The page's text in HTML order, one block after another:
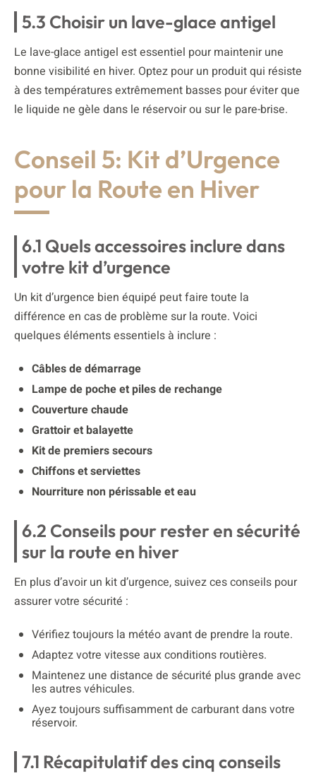
5.3 Choisir un lave-glace antigel
Le lave-glace antigel est essentiel pour maintenir une
bonne visibilité en hiver. Optez pour un produit qui résiste
à des températures extrêmement basses pour éviter que
le liquide ne gèle dans le réservoir ou sur le pare-brise.
Conseil 5: Kit d’Urgence
pour la Route en Hiver
6.1 Quels accessoires inclure dans
votre kit d’urgence
Un kit d’urgence bien équipé peut faire toute la
différence en cas de problème sur la route. Voici
quelques éléments essentiels à inclure :
Câbles de démarrage
Lampe de poche et piles de rechange
Couverture chaude
Grattoir et balayette
Kit de premiers secours
Chiffons et serviettes
Nourriture non périssable et eau
6.2 Conseils pour rester en sécurité
sur la route en hiver
En plus d’avoir un kit d’urgence, suivez ces conseils pour
assurer votre sécurité :
Vérifiez toujours la météo avant de prendre la route.
Adaptez votre vitesse aux conditions routières.
Maintenez une distance de sécurité plus grande avec
les autres véhicules.
Ayez toujours suffisamment de carburant dans votre
réservoir.
7.1 Récapitulatif des cinq conseils